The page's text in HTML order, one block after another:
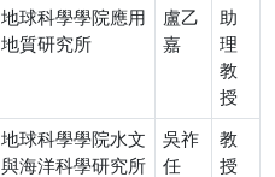
地球科學學院應用
地質研究所
盧乙
嘉
助
理
教
授
地球科學學院水文
與海洋科學研究所
吳祚
任
教
授